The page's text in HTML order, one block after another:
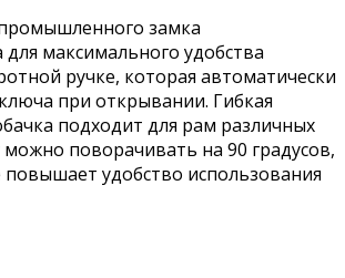
замка
максимального удобства
ручке, которая автоматически
при открывании. Гибкая
подходит для рам различных
можно поворачивать на 90 градусов,
удобство использования